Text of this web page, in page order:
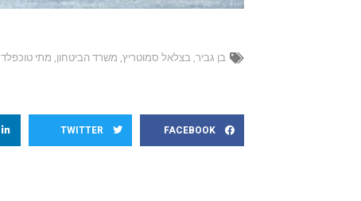
בן גביר בצלאל סמוטריץ משרד הביטחון מתי טוכפלד
FACEBOOK
TWITTER